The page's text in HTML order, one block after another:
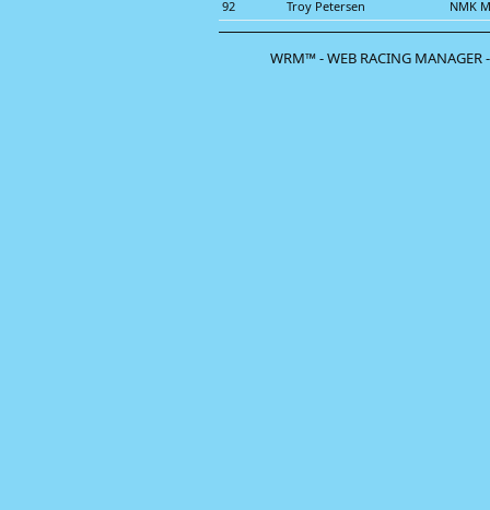
92 Troy Petersen NMK
WRM™ - WEB RACING MANAGER